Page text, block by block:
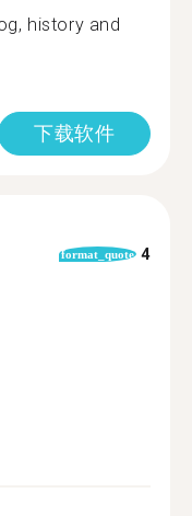
history and
下载软件
format_quote 4